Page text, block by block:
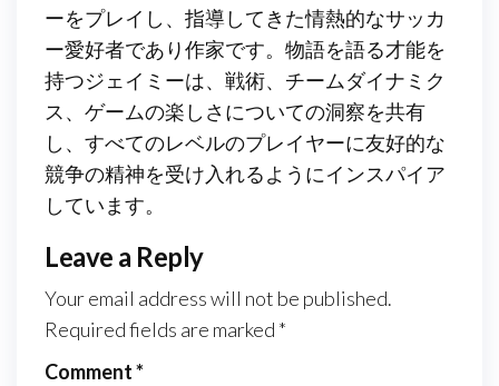
ーをプレイし、指導してきた情熱的なサッカ
ー愛好者であり作家です。物語を語る才能を
持つジェイミーは、戦術、チームダイナミク
ス、ゲームの楽しさについての洞察を共有
し、すべてのレベルのプレイヤーに友好的な
競争の精神を受け入れるようにインスパイア
しています。
Leave a Reply
Your email address will not be published.
Required fields are marked *
Comment*